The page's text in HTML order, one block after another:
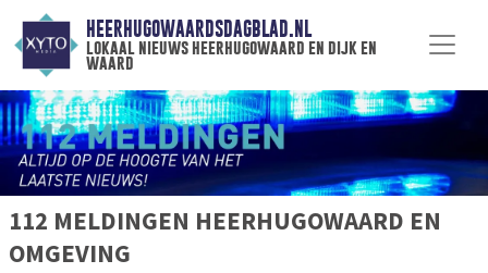
HEERHUGOWAARDSDAGBLAD.NL
lokaal nieuws heerhugowaard en dijk en
waard
112 MELDINGEN HEERHUGOWAARD EN
OMGEVING